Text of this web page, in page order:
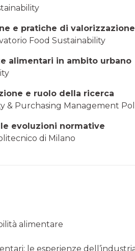
e pratiche di valorizzazione
Food Sustainability
alimentari in ambito urbano
e ruolo della ricerca
& Purchasing Management
evoluzioni normative
di Milano
alimentare
le esperienze